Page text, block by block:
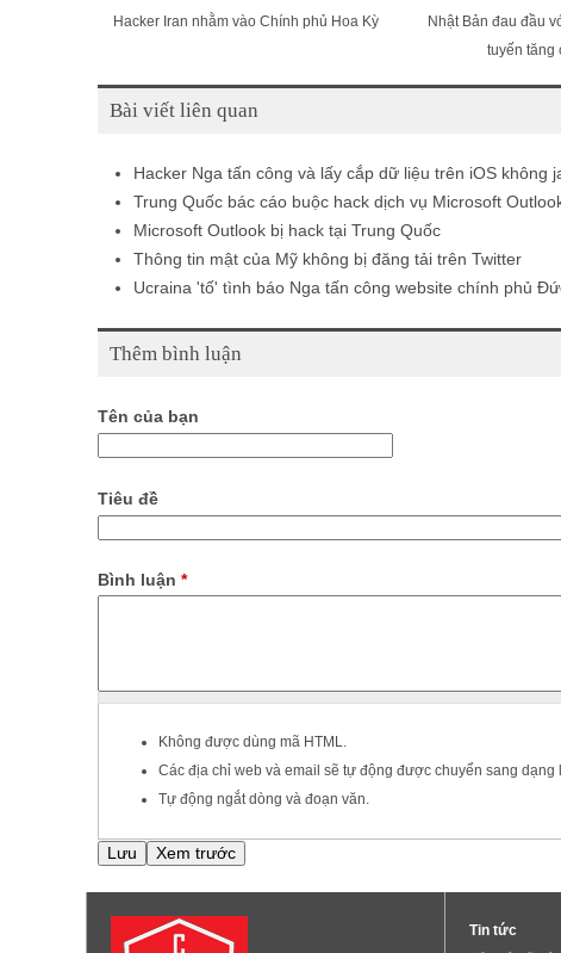
Hacker Iran nhằm vào Chính phủ Hoa Kỳ
Nhật Bản đau đầu
tuyến tăng
Bài viết liên quan
Hacker Nga tấn công và lấy cắp dữ liệu trên iOS không
Trung Quốc bác cáo buộc hack dịch vụ Microsoft
Microsoft Outlook bị hack tại Trung Quốc
Thông tin mật của Mỹ không bị đăng tải trên Twitter
Ucraina 'tố' tình báo Nga tấn công website chính phủ
Thêm bình luận
Tên của bạn
Tiêu đề
Bình luận *
Không được dùng mã HTML.
Các địa chỉ web và email sẽ tự động được chuyển sang dạng
Tự động ngắt dòng và đoạn văn.
Tin tức